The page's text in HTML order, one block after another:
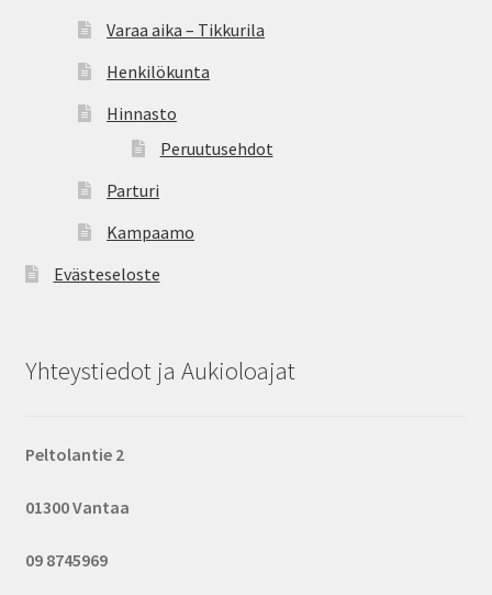
Varaa aika – Tikkurila
Henkilökunta
Hinnasto
Peruutusehdot
Parturi
Kampaamo
Evästeseloste
Yhteystiedot ja Aukioloajat
Peltolantie 2
01300 Vantaa
09 8745969